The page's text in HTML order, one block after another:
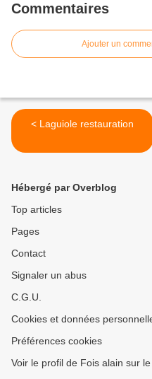
Commentaires
Ajouter un
< Laguiole restauration
Hébergé par Overblog
Top articles
Pages
Contact
Signaler un abus
C.G.U.
Cookies et données
Préférences cookies
Voir le profil de Fois alain sur